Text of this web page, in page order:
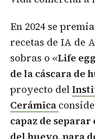
En 2024 se
recetas de IA de
sobras o «Life
de la cáscara de
proyecto del
Cerámica
capaz de